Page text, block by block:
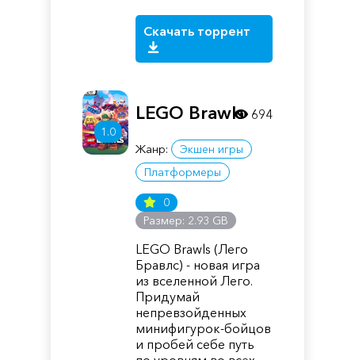
Скачать торрент
1.0
LEGO Brawls
Жанр:
Экшен игры
Платформеры
0
Размер: 2.93 GB
LEGO Brawls (Лего
Бравлс) - новая игра
из вселенной Лего.
Придумай
непревзойденных
минифигурок-бойцов
и пробей себе путь
694